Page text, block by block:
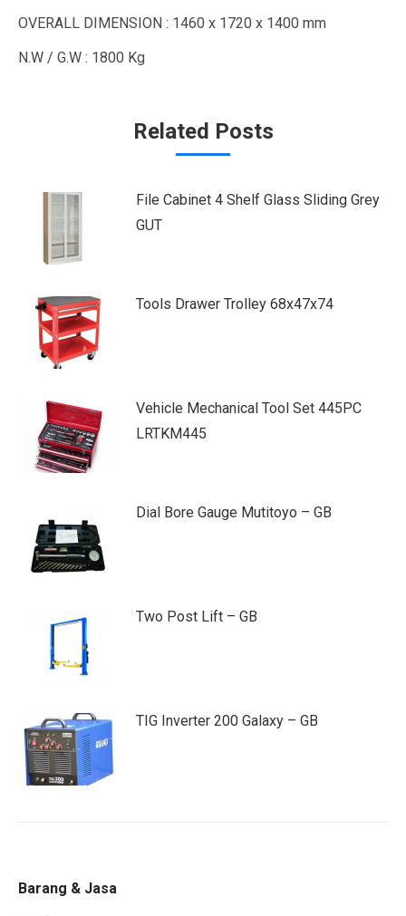
OVERALL DIMENSION : 1460 x 1720 x 1400 mm
N.W / G.W : 1800 Kg
Related Posts
File Cabinet 4 Shelf Glass Sliding Grey
GUT
Tools Drawer Trolley 68x47x74
Vehicle Mechanical Tool Set 445PC
LRTKM445
Dial Bore Gauge Mutitoyo – GB
Two Post Lift – GB
TIG Inverter 200 Galaxy – GB
Barang & Jasa